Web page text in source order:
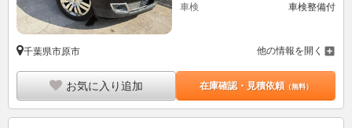
車検
車検整備付
千葉県市原市 他の情報を開く
お気に入り追加 在庫確認・見積依頼（無料）